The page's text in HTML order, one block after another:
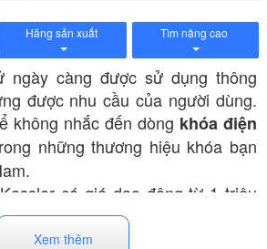
Hãng sản xuất Tìm nâng cao
được nhu cầu của người dùng.
không nhắc đến dòng khóa điện
những thương hiệu khóa bạn
có giá dao động từ 1 triệu
tùy từng model sản phẩm. Do
thể cân nhắc để lựa chọn cho
Xem thêm